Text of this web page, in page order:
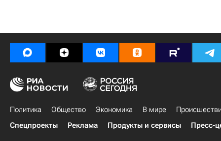
Политика Общество Экономика В мире
Спецпроекты
Реклама Продукты и сервисы Пресс-